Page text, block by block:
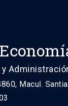
Macul.